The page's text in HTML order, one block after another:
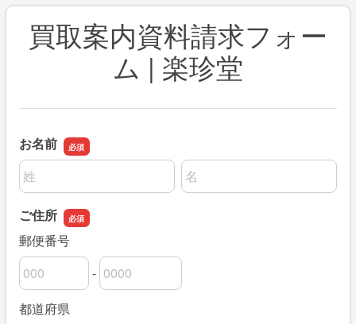
買取案内資料請求フォー
ム | 楽珍堂
お名前
名前の姓
名前の名
ご住所
郵便番号
郵便番号の上3桁
-
郵便番号の下4桁
都道府県